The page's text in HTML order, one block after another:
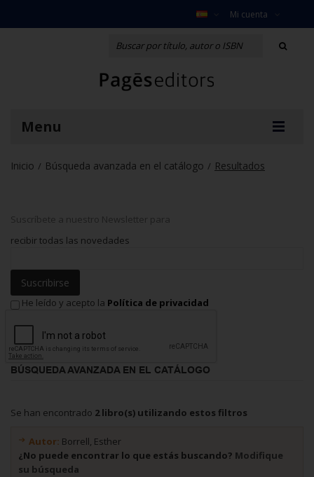
Mi cuenta
Menu
Inicio / Búsqueda avanzada en el catálogo / Resultados
Suscríbete a nuestro Newsletter para
recibir todas las novedades
Suscribirse
He leído y acepto la Política de privacidad
BÚSQUEDA AVANZADA EN EL CATÁLOGO
Se han encontrado 2 libro(s) utilizando estos filtros
Autor: Borrell, Esther
¿No puede encontrar lo que estás buscando? Modifique
su búsqueda